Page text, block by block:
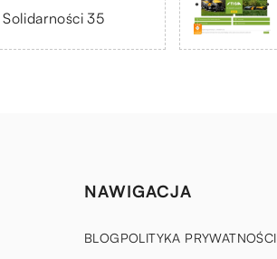
35
NAWIGACJA
BLOGPOLITYKA PRYWATNOŚCI